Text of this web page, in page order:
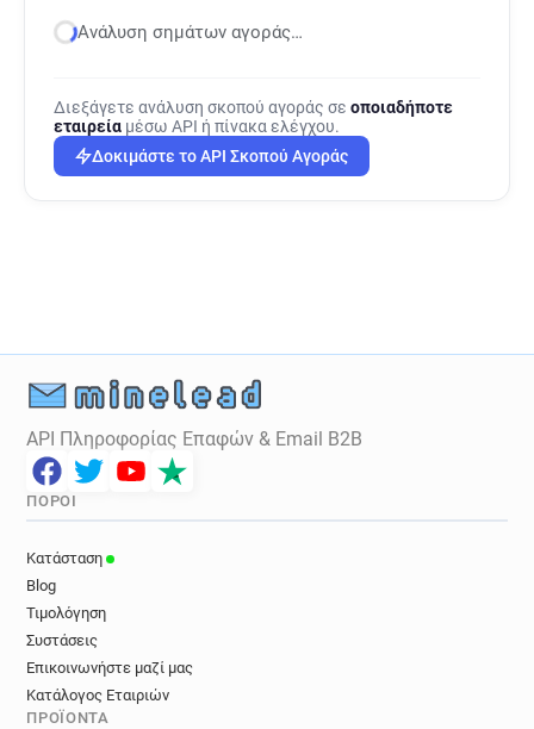
Ανάλυση σημάτων αγοράς…
Διεξάγετε ανάλυση σκοπού αγοράς σε οποιαδήποτε
εταιρεία μέσω API ή πίνακα ελέγχου.
Δοκιμάστε το API Σκοπού Αγοράς
API Πληροφορίας Επαφών & Email B2B
ΠΌΡΟΙ
Κατάσταση
Blog
Τιμολόγηση
Συστάσεις
Επικοινωνήστε μαζί μας
Κατάλογος Εταιριών
ΠΡΟΪΌΝΤΑ